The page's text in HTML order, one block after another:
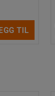
TIL